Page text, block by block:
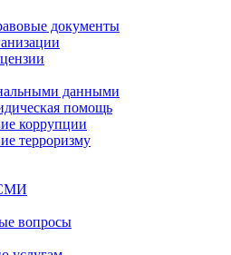
документы
данными
помощь
коррупции
терроризму
вопросы